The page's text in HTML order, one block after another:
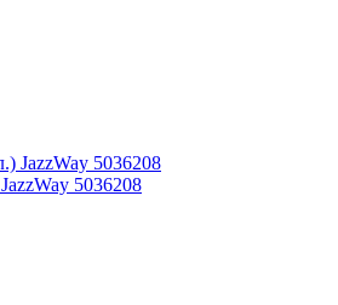
5036208